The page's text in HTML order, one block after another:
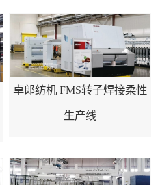
卓郎纺机 FMS转子焊接柔性
生产线